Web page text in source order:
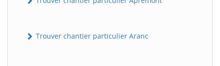
Trouver chantier particulier Aranc